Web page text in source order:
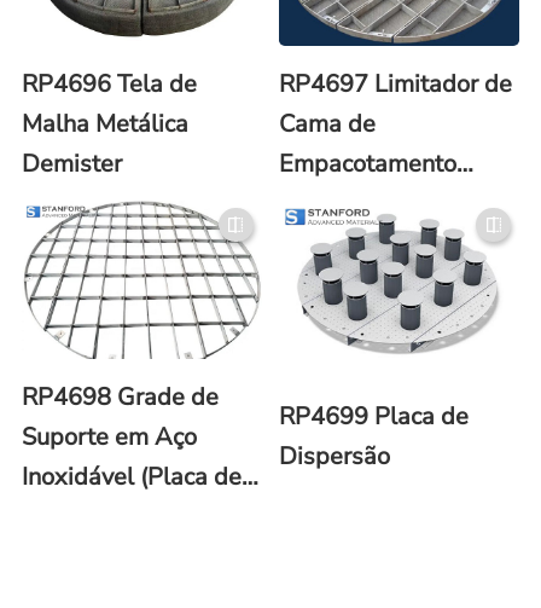
RP4696 Tela de
Malha Metálica
Demister
RP4697 Limitador de
Cama de
Empacotamento
Estrutural (Metal)
RP4698 Grade de
Suporte em Aço
Inoxidável (Placa de
RP4699 Placa de
Dispersão